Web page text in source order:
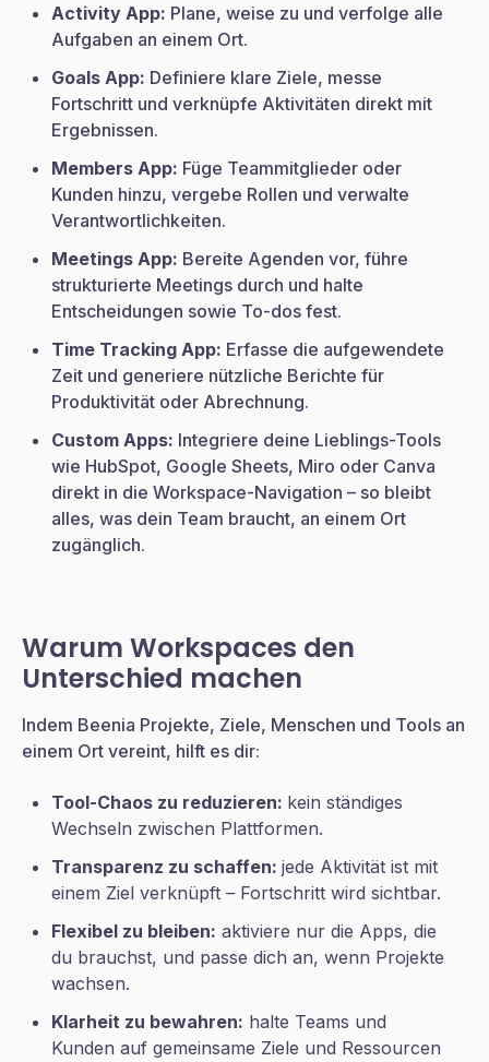
Activity App: Plane, weise zu und verfolge alle
Aufgaben an einem Ort.
Goals App: Definiere klare Ziele, messe
Fortschritt und verknüpfe Aktivitäten direkt mit
Ergebnissen.
Members App: Füge Teammitglieder oder
Kunden hinzu, vergebe Rollen und verwalte
Verantwortlichkeiten.
Meetings App: Bereite Agenden vor, führe
strukturierte Meetings durch und halte
Entscheidungen sowie To-dos fest.
Time Tracking App: Erfasse die aufgewendete
Zeit und generiere nützliche Berichte für
Produktivität oder Abrechnung.
Custom Apps: Integriere deine Lieblings-Tools
wie HubSpot, Google Sheets, Miro oder Canva
direkt in die Workspace-Navigation – so bleibt
alles, was dein Team braucht, an einem Ort
zugänglich.
Warum Workspaces den
Unterschied machen
Indem Beenia Projekte, Ziele, Menschen und Tools an
einem Ort vereint, hilft es dir:
Tool-Chaos zu reduzieren: kein ständiges
Wechseln zwischen Plattformen.
Transparenz zu schaffen:jede Aktivität ist mit
einem Ziel verknüpft – Fortschritt wird sichtbar.
Flexibel zu bleiben: aktiviere nur die Apps, die
du brauchst, und passe dich an, wenn Projekte
wachsen.
Klarheit zu bewahren: halte Teams und
Kunden auf gemeinsame Ziele und Ressourcen